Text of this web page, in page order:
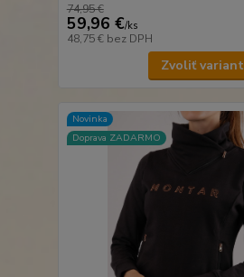
74,95 €
59,96 €/ks
48,75 € bez DPH
Zvoliť variant
Novinka
Doprava ZADARMO